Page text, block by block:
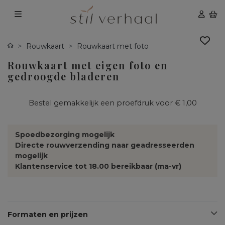
Rouwkaart Rouwkaart met foto
Rouwkaart met eigen foto en
gedroogde bladeren
Bestel gemakkelijk een proefdruk voor € 1,00
Spoedbezorging mogelijk
Directe rouwverzending naar geadresseerden
mogelijk
Klantenservice tot 18.00 bereikbaar (ma-vr)
Formaten en prijzen